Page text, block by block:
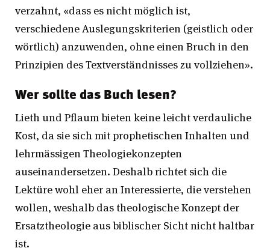
verzahnt, «dass es nicht möglich ist,
verschiedene Auslegungskriterien (geistlich oder
wörtlich) anzuwenden, ohne einen Bruch in den
Prinzipien des Textverständnisses zu vollziehen».
Wer sollte das Buch lesen?
Lieth und Pflaum bieten keine leicht verdauliche
Kost, da sie sich mit prophetischen Inhalten und
lehrmässigen Theologiekonzepten
auseinandersetzen. Deshalb richtet sich die
Lektüre wohl eher an Interessierte, die verstehen
wollen, weshalb das theologische Konzept der
Ersatztheologie aus biblischer Sicht nicht haltbar
ist.